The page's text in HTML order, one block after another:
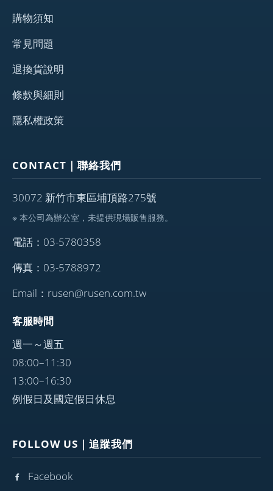
購物須知
常見問題
退換貨說明
條款與細則
隱私權政策
CONTACT｜聯絡我們
30072 新竹市東區埔頂路275號
※ 本公司為辦公室，未提供現場販售服務。
電話：03-5780358
傳真：03-5788972
Email：rusen@rusen.com.tw
客服時間
週一～週五
08:00–11:30
13:00–16:30
例假日及國定假日休息
FOLLOW US｜追蹤我們
Facebook